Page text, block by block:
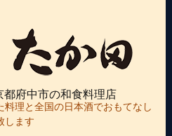
都府中市の和食料理店
料理と全国の日本酒でおもてなし
します